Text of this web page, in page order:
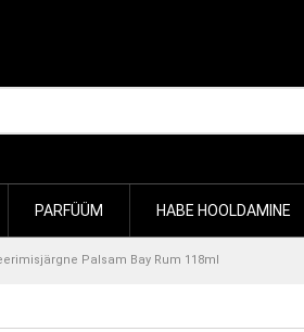
PARFÜÜM HABE HOOLDAMINE
Palsam Bay Rum 118ml